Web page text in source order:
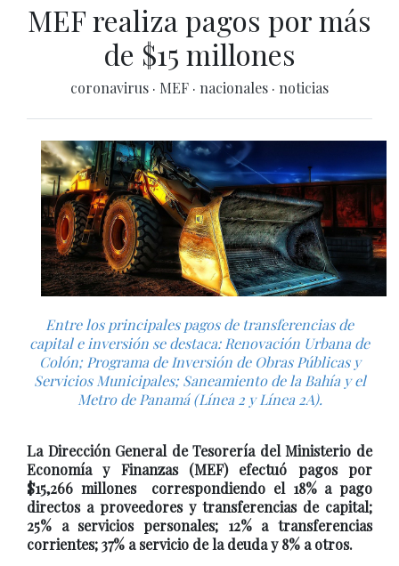
MEF realiza pagos por más
de $15 millones
coronavirus · MEF · nacionales · noticias
Entre los principales pagos de transferencias de
capital e inversión se destaca: Renovación Urbana de
Colón; Programa de Inversión de Obras Públicas y
Servicios Municipales; Saneamiento de la Bahía y el
Metro de Panamá (Línea 2 y Línea 2A).
La Dirección General de Tesorería del Ministerio de
Economía y Finanzas (MEF) efectuó pagos por
$15,266 millones correspondiendo el 18% a pago
directos a proveedores y transferencias de capital;
25% a servicios personales; 12% a transferencias
corrientes; 37% a servicio de la deuda y 8% a otros.